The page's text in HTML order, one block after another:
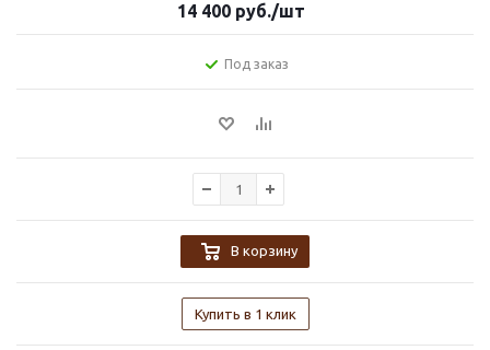
14 400 руб./шт
Под заказ
В корзину
Купить в 1 клик